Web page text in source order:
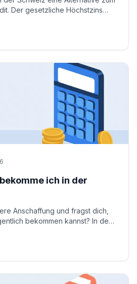
Der gesetzliche Höchstzins
ich in der
Anschaffung und fragst dich,
bekommen kannst? In der